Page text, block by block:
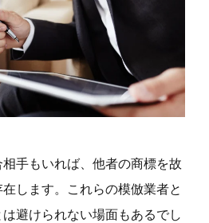
手もいれば、他者の商標を故
します。これらの模倣業者と
避けられない場面もあるでし